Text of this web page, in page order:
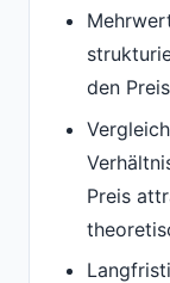
den Preis
Preis